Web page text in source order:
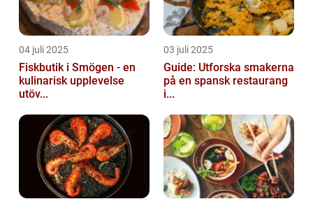
04 juli 2025
Fiskbutik i Smögen - en
kulinarisk upplevelse
utöv...
03 juli 2025
Guide: Utforska smakerna
på en spansk restaurang
i...